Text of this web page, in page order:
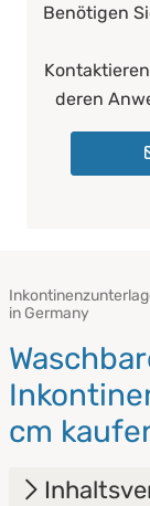
Benötigen
deren
in Germany
cm